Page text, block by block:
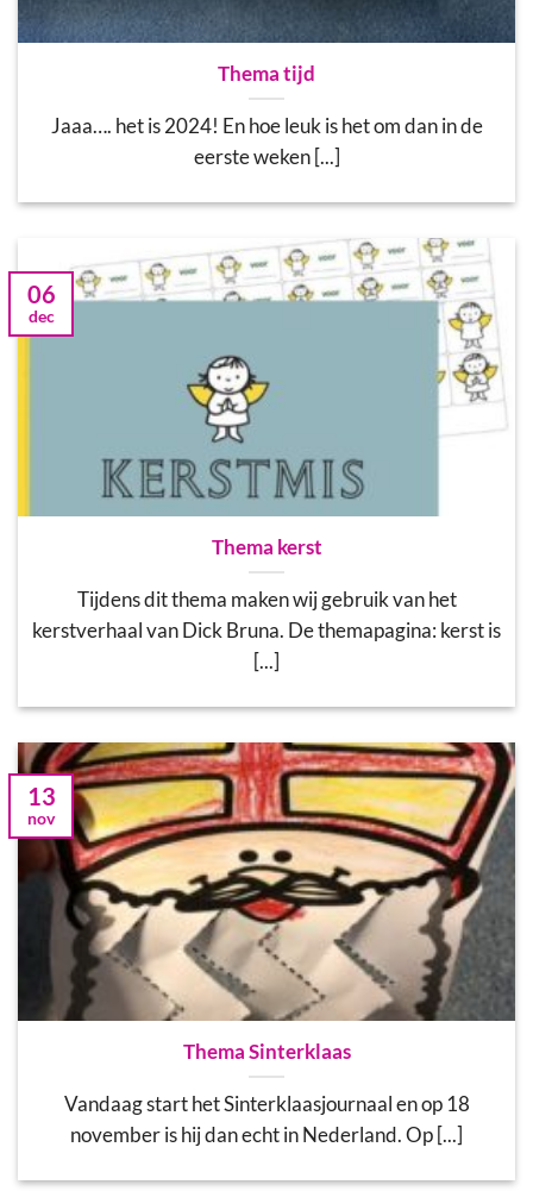
Thema tijd
Jaaa…. het is 2024! En hoe leuk is het om dan in de
eerste weken [...]
Thema kerst
Tijdens dit thema maken wij gebruik van het
kerstverhaal van Dick Bruna. De themapagina: kerst is
[...]
06
dec
Thema Sinterklaas
Vandaag start het Sinterklaasjournaal en op 18
november is hij dan echt in Nederland. Op [...]
13
nov